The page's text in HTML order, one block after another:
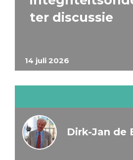
14 juli 2026
ter discussie
Dirk-Jan de